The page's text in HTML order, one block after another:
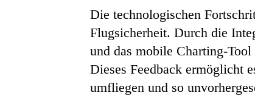
Die technologischen
Flugsicherheit. Durch die
und das mobile Charting-
Dieses Feedback ermöglicht
umfliegen und so